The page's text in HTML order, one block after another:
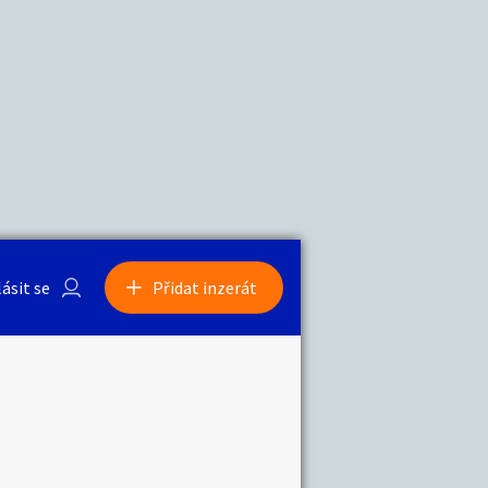
se Přidat inzerát
Sběratelství
0/1000